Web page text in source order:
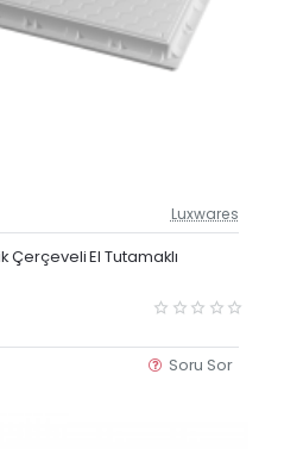
Güncel Fiyat
Luxwares
Çerçeveli El Tutamaklı
Soru Sor